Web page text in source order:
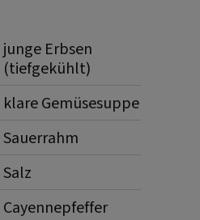
junge Erbsen
(tiefgekühlt)
klare Gemüsesuppe
Sauerrahm
Salz
Cayennepfeffer